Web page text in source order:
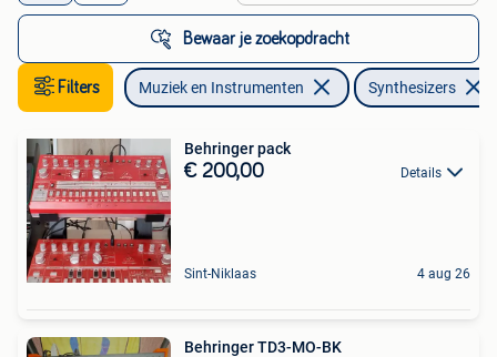
Bewaar je zoekopdracht
Filters Muziek en Instrumenten Synthesizers
Behringer pack
€ 200,00 Details
Sint-Niklaas 4 aug 26
Behringer TD3-MO-BK